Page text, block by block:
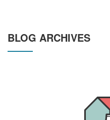
BLOG ARCHIVES